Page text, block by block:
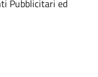
Pubblicitari ed